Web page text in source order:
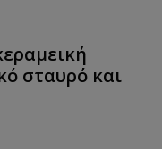
σταυρό και